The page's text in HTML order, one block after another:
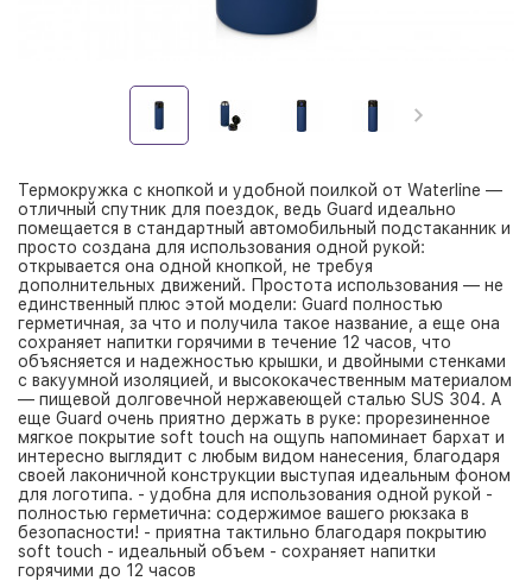
Термокружка с кнопкой и удобной поилкой от Waterline —
отличный спутник для поездок, ведь Guard идеально
помещается в стандартный автомобильный подстаканник и
просто создана для использования одной рукой:
открывается она одной кнопкой, не требуя
дополнительных движений. Простота использования — не
единственный плюс этой модели: Guard полностью
герметичная, за что и получила такое название, а еще она
сохраняет напитки горячими в течение 12 часов, что
объясняется и надежностью крышки, и двойными стенками
с вакуумной изоляцией, и высококачественным материалом
— пищевой долговечной нержавеющей сталью SUS 304. А
еще Guard очень приятно держать в руке: прорезиненное
мягкое покрытие soft touch на ощупь напоминает бархат и
интересно выглядит с любым видом нанесения, благодаря
своей лаконичной конструкции выступая идеальным фоном
для логотипа. - удобна для использования одной рукой -
полностью герметична: содержимое вашего рюкзака в
безопасности! - приятна тактильно благодаря покрытию
soft touch - идеальный объем - сохраняет напитки
горячими до 12 часов